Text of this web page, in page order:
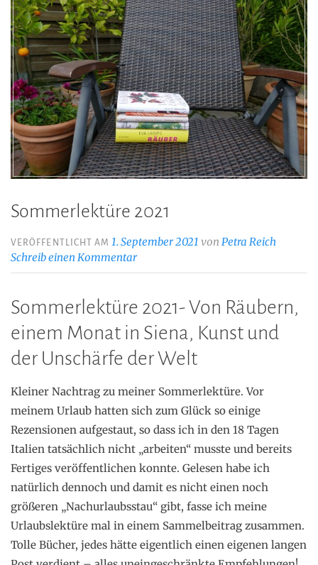
Sommerlektüre 2021
VERÖFFENTLICHT AM1. September 2021 vonPetra Reich
Schreib einen Kommentar
Sommerlektüre 2021- Von Räubern,
einem Monat in Siena, Kunst und
der Unschärfe der Welt
Kleiner Nachtrag zu meiner Sommerlektüre. Vor
meinem Urlaub hatten sich zum Glück so einige
Rezensionen aufgestaut, so dass ich in den 18 Tagen
Italien tatsächlich nicht „arbeiten“ musste und bereits
Fertiges veröffentlichen konnte. Gelesen habe ich
natürlich dennoch und damit es nicht einen noch
größeren „Nachurlaubsstau“ gibt, fasse ich meine
Urlaubslektüre mal in einem Sammelbeitrag zusammen.
Tolle Bücher, jedes hätte eigentlich einen eigenen langen